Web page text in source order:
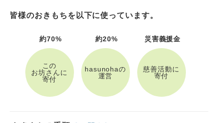
皆様のおきもちを以下に使っています。
約70%
この
お坊さんに
寄付
約20%
hasunohaの
運営
災害義援金
慈善活動に
寄付